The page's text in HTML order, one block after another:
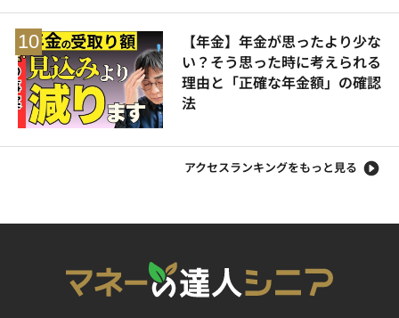
【年金】年金が思ったより少な
い？そう思った時に考えられる
理由と「正確な年金額」の確認
法
アクセスランキングをもっと見る